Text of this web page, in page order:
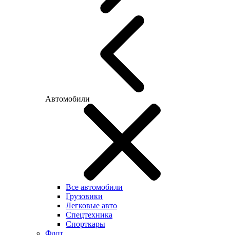
Автомобили
Все автомобили
Грузовики
Легковые авто
Спецтехника
Спорткары
Флот